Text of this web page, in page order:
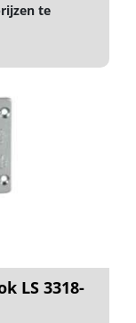
te
LS 3318-